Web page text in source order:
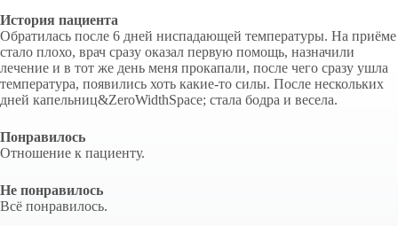
История пациента
Обратилась после 6 дней ниспадающей температуры. На приёме
стало плохо, врач сразу оказал первую помощь, назначили
лечение и в тот же день меня прокапали, после чего сразу ушла
температура, появились хоть какие-то силы. После нескольких
дней капельниц&ZeroWidthSpace; стала бодра и весела.
Понравилось
Отношение к пациенту.
Не понравилось
Всё понравилось.